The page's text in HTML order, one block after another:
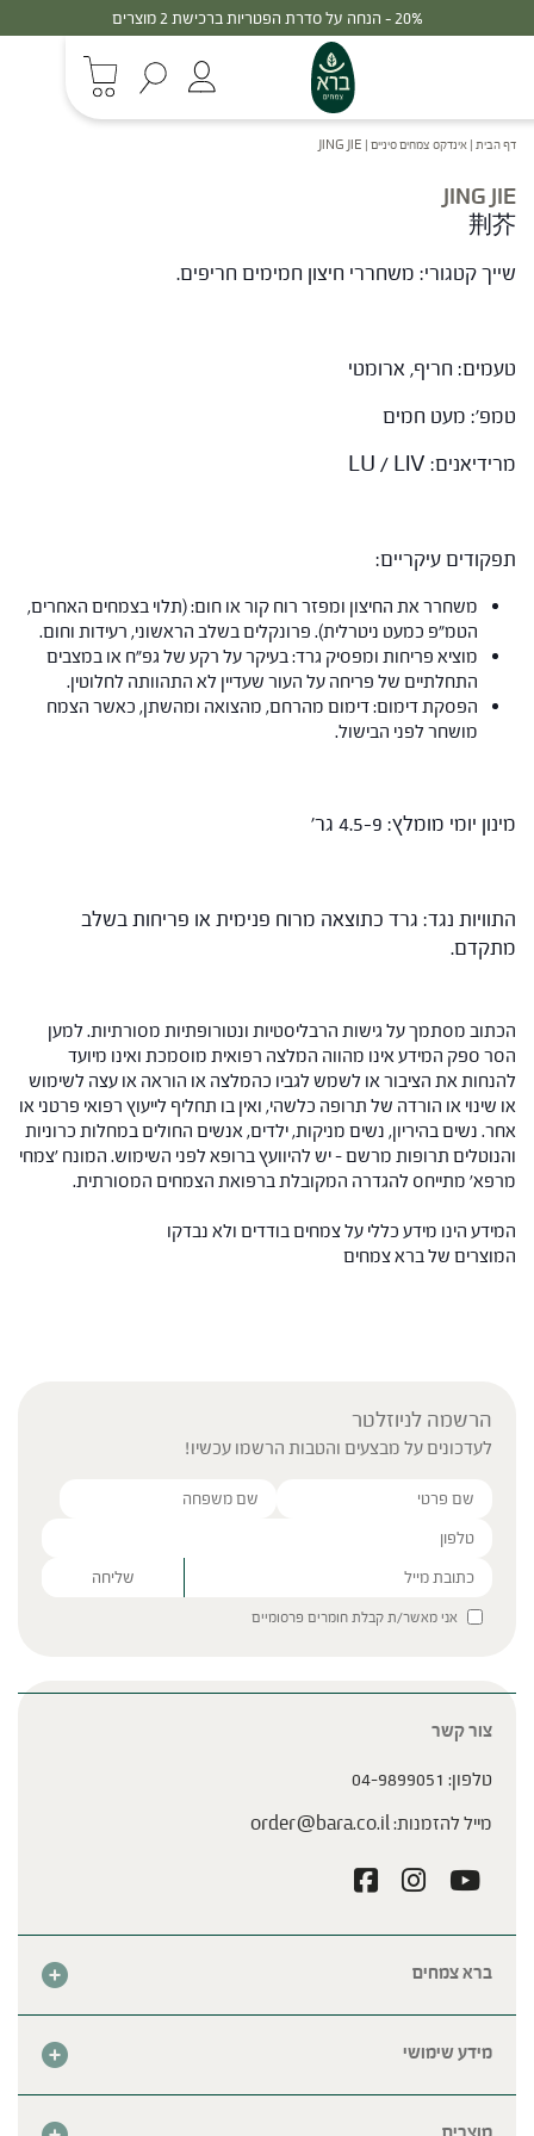
20% - הנחה על סדרת הפטריות ברכישת 2 מוצרים
דף הבית | אינדקס צמחים סיניים |
JING JIE
JING JIE
荆芥
שייך קטגורי: משחררי חיצון חמימים חריפים.
טעמים: חריף, ארומטי
טמפ': מעט חמים
מרידיאנים: LU / LIV
תפקודים עיקריים:
משחרר את החיצון ומפזר רוח קור או חום: (תלוי בצמחים האחרים,
הטמ"פ כמעט ניטרלית). פרונקלים בשלב הראשוני, רעידות וחום.
מוציא פריחות ומפסיק גרד: בעיקר על רקע של גפ"ח או במצבים
התחלתיים של פריחה על העור שעדיין לא התהוותה לחלוטין.
הפסקת דימום: דימום מהרחם, מהצואה ומהשתן, כאשר הצמח
מושחר לפני הבישול.
מינון יומי מומלץ: 4.5-9 גר'
התוויות נגד: גרד כתוצאה מרוח פנימית או פריחות בשלב
מתקדם.
הכתוב מסתמך על גישות הרבליסטיות ונטורופתיות מסורתיות. למען
הסר ספק המידע אינו מהווה המלצה רפואית מוסמכת ואינו מיועד
להנחות את הציבור או לשמש לגביו כהמלצה או הוראה או עצה לשימוש
או שינוי או הורדה של תרופה כלשהי, ואין בו תחליף לייעוץ רפואי פרטני או
אחר. נשים בהיריון, נשים מניקות, ילדים, אנשים החולים במחלות כרוניות
והנוטלים תרופות מרשם – יש להיוועץ ברופא לפני השימוש. המונח 'צמחי
מרפא' מתייחס להגדרה המקובלת ברפואת הצמחים המסורתית.
המידע הינו מידע כללי על צמחים בודדים ולא נבדקו
המוצרים של ברא צמחים
הרשמה לניוזלטר
לעדכונים על מבצעים והטבות הרשמו עכשיו!
Please leave this field empty.
אני מאשר/ת קבלת חומרים פרסומיים
ברא צמחים
מרכזי ברא
מידע שימושי
צור קשר
טלפון: 04-9899051
מייל להזמנות:order@bara.co.il